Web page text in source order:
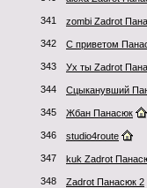
341 zombi Zadrot
342 С приветом
343 Ух ты Zadrot
344 Сцыканувший
345 Жбан Панасюк
346 studio4route
347 kuk Zadrot
348 Zadrot Панасюк 2